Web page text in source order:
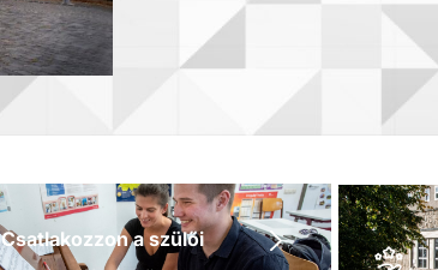
Csatlakozzon a szülői